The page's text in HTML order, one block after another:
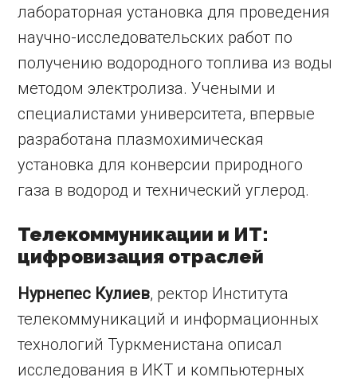
лабораторная установка для проведения
научно-исследовательских работ по
получению водородного топлива из воды
методом электролиза. Учеными и
специалистами университета, впервые
разработана плазмохимическая
установка для конверсии природного
газа в водород и технический углерод.
Телекоммуникации и ИТ:
цифровизация отраслей
Нурнепес Кулиев, ректор Института
телекоммуникаций и информационных
технологий Туркменистана описал
исследования в ИКТ и компьютерных